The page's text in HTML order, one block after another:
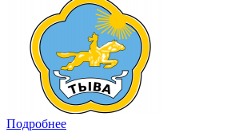
Подробнее